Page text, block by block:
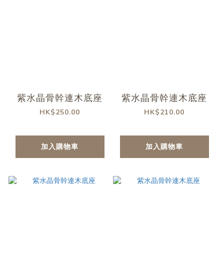
紫水晶骨幹連木底座
HK$250.00
加入購物車
紫水晶骨幹連木底座
HK$210.00
加入購物車